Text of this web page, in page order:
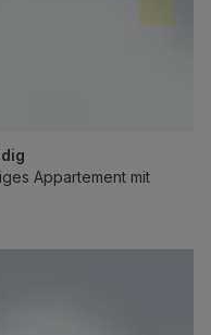
Appartement mit